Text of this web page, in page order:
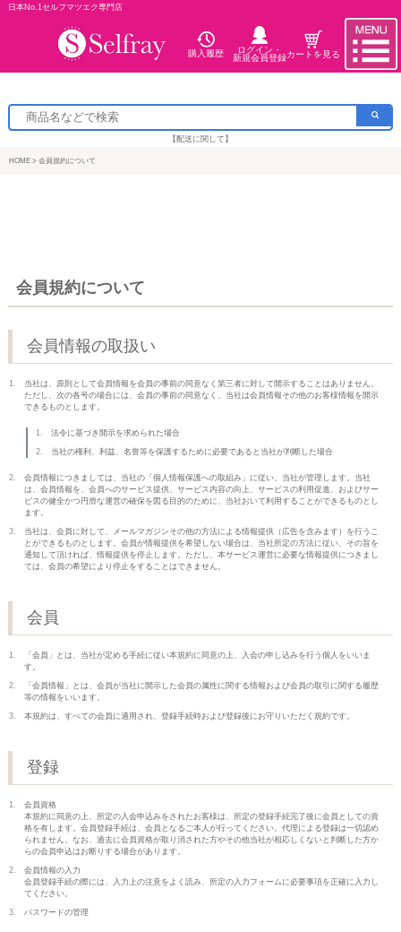
日本No.1セルフマツエク専門店
購入履歴
ログイン・
新規会員登録カートを見る
【配送に関して】
HOME 会員規約について
会員規約について
会員情報の取扱い
当社は、原則として会員情報を会員の事前の同意なく第三者に対して開示することはありません。
ただし、次の各号の場合には、会員の事前の同意なく、当社は会員情報その他のお客様情報を開示
できるものとします。
法令に基づき開示を求められた場合
当社の権利、利益、名誉等を保護するために必要であると当社が判断した場合
会員情報につきましては、当社の「個人情報保護への取組み」に従い、当社が管理します。当社
は、会員情報を、会員へのサービス提供、サービス内容の向上、サービスの利用促進、およびサー
ビスの健全かつ円滑な運営の確保を図る目的のために、当社おいて利用することができるものとし
ます。
当社は、会員に対して、メールマガジンその他の方法による情報提供（広告を含みます）を行うこ
とができるものとします。会員が情報提供を希望しない場合は、当社所定の方法に従い、その旨を
通知して頂ければ、情報提供を停止します。ただし、本サービス運営に必要な情報提供につきまし
ては、会員の希望により停止をすることはできません。
会員
「会員」とは、当社が定める手続に従い本規約に同意の上、入会の申し込みを行う個人をいいま
す。
「会員情報」とは、会員が当社に開示した会員の属性に関する情報および会員の取引に関する履歴
等の情報をいいます。
本規約は、すべての会員に適用され、登録手続時および登録後にお守りいただく規約です。
登録
会員資格
本規約に同意の上、所定の入会申込みをされたお客様は、所定の登録手続完了後に会員としての資
格を有します。会員登録手続は、会員となるご本人が行ってください。代理による登録は一切認め
られません。なお、過去に会員資格が取り消された方やその他当社が相応しくないと判断した方か
らの会員申込はお断りする場合があります。
会員情報の入力
会員登録手続の際には、入力上の注意をよく読み、所定の入力フォームに必要事項を正確に入力し
てください。
パスワードの管理